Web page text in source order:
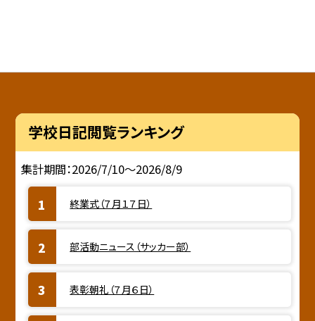
学校日記閲覧ランキング
集計期間：2026/7/10～2026/8/9
終業式（７月１７日）
部活動ニュース（サッカー部）
表彰朝礼（７月６日）